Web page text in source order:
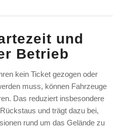
und
Betrieb
kein Ticket gezogen oder
muss, können Fahrzeuge
Das reduziert insbesondere
und trägt dazu bei,
rund um das Gelände zu